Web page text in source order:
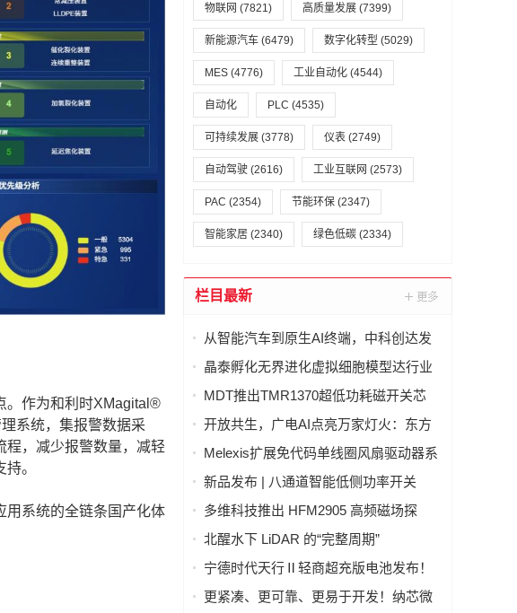
作为和利时XMagital®
系统，集报警数据采
程，减少报警数量，减轻
。
系统的全链条国产化体
物联网 (7821) 高质量发展 (7399)
新能源汽车 (6479) 数字化转型 (5029)
MES (4776) 工业自动化 (4544)
自动化 PLC (4535)
可持续发展 (3778) 仪表 (2749)
自动驾驶 (2616) 工业互联网 (2573)
PAC (2354) 节能环保 (2347)
智能家居 (2340) 绿色低碳 (2334)
栏目最新
从智能汽车到原生AI终端，中科创达发
布 AquaClaw for IoT，打造面向物理世
晶泰孵化无界进化虚拟细胞模型达行业
最优(SOTA)，科学发现引擎开启内测申
MDT推出TMR1370超低功耗磁开关芯
片，助力CGM设备实现超过两年待机寿
开放共生，广电AI点亮万家灯火：东方
有线发布"爱管家"AI智能体东东生态合作
Melexis扩展免代码单线圈风扇驱动器系
列，强力赋能AI GPU散热
新品发布 | 八通道智能低侧功率开关
LD70008Q，汽车与工业负载驱动的理想
多维科技推出 HFM2905 高频磁场探
头，实现磁场信号实时分析
北醒水下 LiDAR 的“完整周期”
宁德时代天行Ⅱ轻商超充版电池发布！
物流行业进入8C超充时代
更紧凑、更可靠、更易于开发！纳芯微